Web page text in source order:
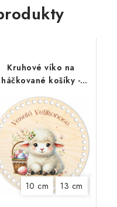
Kruhové víko na
háčkované košíky -
10 cm 13 cm